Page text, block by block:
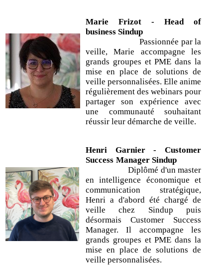
Marie Frizot - Head of
business Sindup
Passionnée par la
veille, Marie accompagne les
grands groupes et PME dans la
mise en place de solutions de
veille personnalisées. Elle anime
régulièrement des webinars pour
partager son expérience avec
une communauté souhaitant
réussir leur démarche de veille.
Henri Garnier - Customer
Success Manager Sindup
Diplômé d'un master
en intelligence économique et
communication stratégique,
Henri a d'abord été chargé de
veille chez Sindup puis
désormais Customer Success
Manager. Il accompagne les
grands groupes et PME dans la
mise en place de solutions de
veille personnalisées.